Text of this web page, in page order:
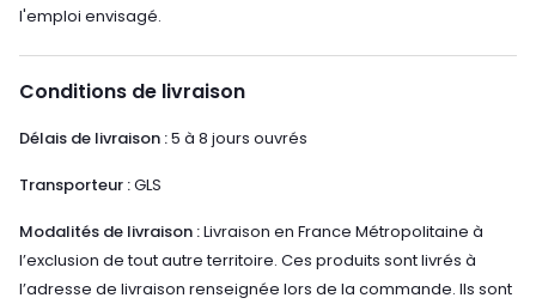
l'emploi envisagé.
Conditions de livraison
Délais de livraison :5 à 8 jours ouvrés
Transporteur :GLS
Modalités de livraison :Livraison en France Métropolitaine à
l’exclusion de tout autre territoire. Ces produits sont livrés à
l’adresse de livraison renseignée lors de la commande. Ils sont